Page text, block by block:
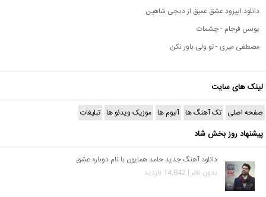
دانلود اپیزود عشق عمیق از دیجی شاهین
یونس فرجام - چشمات
مصطفی میری - تو ولی باور نکن
لینک های سایت
صفحه اصلی تک آهنگ ها آلبوم ها موزیک ویدئو ها تبلیغات
پیشنهاد روز بخش شاد
دانلود آهنگ جدید حامد همایون با نام دوباره عشق
بدون نظر | 14,842 بازدید